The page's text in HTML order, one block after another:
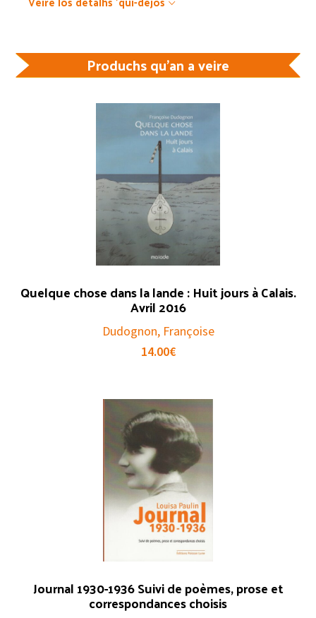
Produchs qu'an a veire
Quelque chose dans la lande : Huit jours à Calais.
Avril 2016
Dudognon, Françoise
14.00€
Journal 1930-1936 Suivi de poèmes, prose et
correspondances choisis